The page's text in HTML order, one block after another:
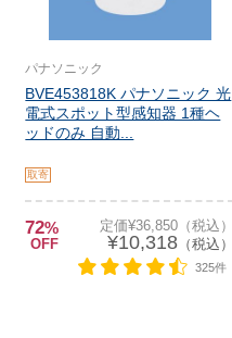
パナソニック
BVE453818K パナソニック 光
電式スポット型感知器 1種ヘ
ッドのみ 自動...
取寄
72%
OFF
定価¥36,850（税込）
¥10,318（税込）
325件